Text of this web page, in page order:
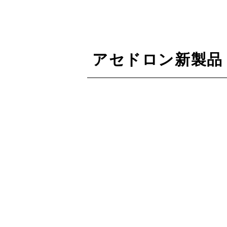
アセドロン新製品